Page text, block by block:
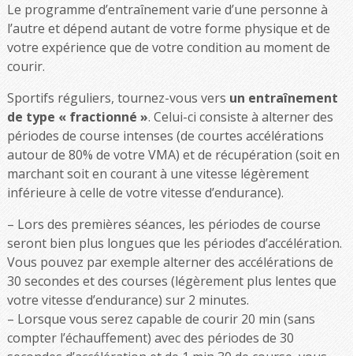
Le programme d’entraînement varie d’une personne à
l’autre et dépend autant de votre forme physique et de
votre expérience que de votre condition au moment de
courir.
Sportifs réguliers, tournez-vous vers un entraînement
de type « fractionné ». Celui-ci consiste à alterner des
périodes de course intenses (de courtes accélérations
autour de 80% de votre VMA) et de récupération (soit en
marchant soit en courant à une vitesse légèrement
inférieure à celle de votre vitesse d’endurance).
– Lors des premières séances, les périodes de course
seront bien plus longues que les périodes d’accélération.
Vous pouvez par exemple alterner des accélérations de
30 secondes et des courses (légèrement plus lentes que
votre vitesse d’endurance) sur 2 minutes.
– Lorsque vous serez capable de courir 20 min (sans
compter l’échauffement) avec des périodes de 30